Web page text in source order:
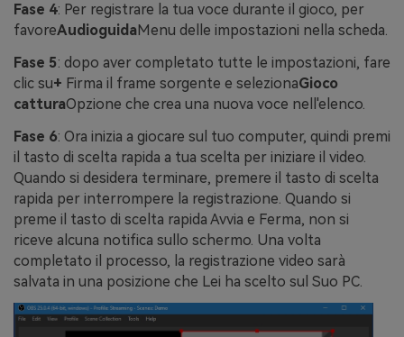
Fase 4: Per registrare la tua voce durante il gioco, per
favoreAudioguidaMenu delle impostazioni nella scheda.
Fase 5: dopo aver completato tutte le impostazioni, fare
clic su+ Firma il frame sorgente e selezionaGioco
catturaOpzione che crea una nuova voce nell'elenco.
Fase 6: Ora inizia a giocare sul tuo computer, quindi premi
il tasto di scelta rapida a tua scelta per iniziare il video.
Quando si desidera terminare, premere il tasto di scelta
rapida per interrompere la registrazione. Quando si
preme il tasto di scelta rapida Avvia e Ferma, non si
riceve alcuna notifica sullo schermo. Una volta
completato il processo, la registrazione video sarà
salvata in una posizione che Lei ha scelto sul Suo PC.